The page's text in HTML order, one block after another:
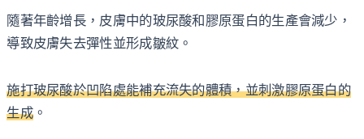
隨著年齡增長，皮膚中的玻尿酸和膠原蛋白的生產會減少，
導致皮膚失去彈性並形成皺紋。
施打玻尿酸於凹陷處能補充流失的體積，並刺激膠原蛋白的
生成。